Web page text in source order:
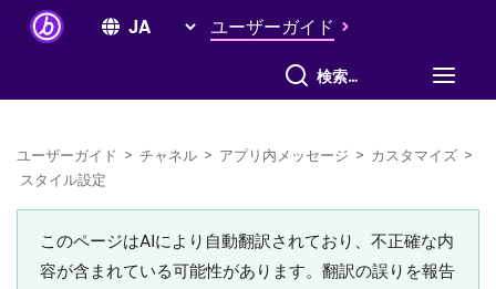
ユーザーガイド
すべて検索
ユーザーガイド > チャネル > アプリ内メッセージ > カスタマイズ >
スタイル設定
このページはAIにより自動翻訳されており、不正確な内
容が含まれている可能性があります。翻訳の誤りを報告